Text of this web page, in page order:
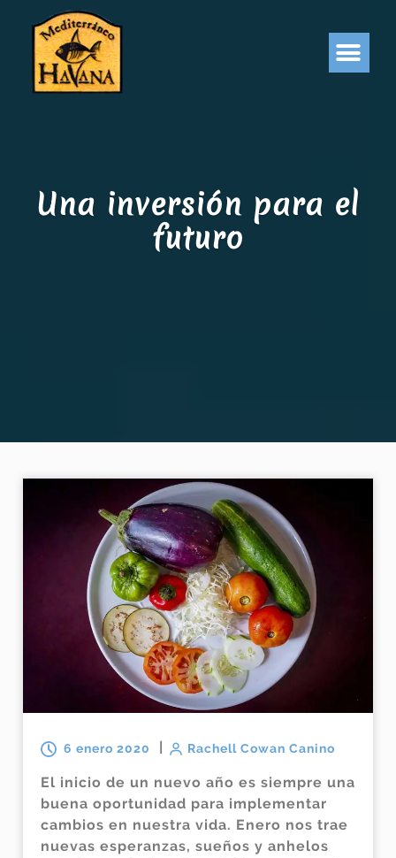
Una inversión para el
futuro
6 enero 2020 Rachell Cowan Canino
El inicio de un nuevo año es siempre una
buena oportunidad para implementar
cambios en nuestra vida. Enero nos trae
nuevas esperanzas, sueños y anhelos